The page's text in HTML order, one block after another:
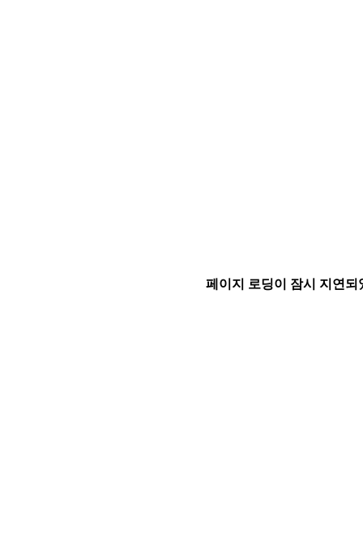
페이지 로딩이 잠시 지연